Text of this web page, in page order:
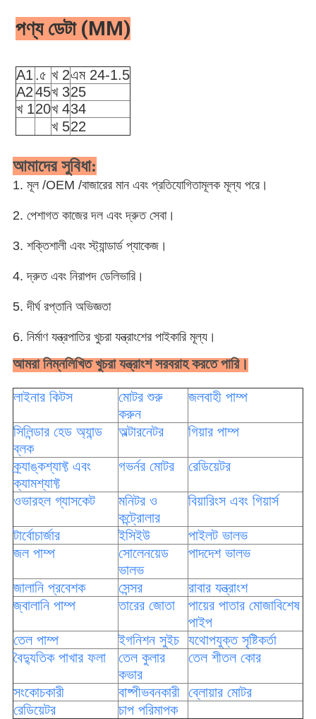
পণ্য ডেটা (MM)
A1.৫ খ 2এম 24-1.5
A245খ 325
খ 120খ 434
খ 522
আমাদের সুবিধা:
1. মূল /OEM /বাজারের মান এবং প্রতিযোগিতামূলক মূল্য পরে।
2. পেশাগত কাজের দল এবং দ্রুত সেবা।
3. শক্তিশালী এবং স্ট্যান্ডার্ড প্যাকেজ।
4. দ্রুত এবং নিরাপদ ডেলিভারি।
5. দীর্ঘ রপ্তানি অভিজ্ঞতা
6. নির্মাণ যন্ত্রপাতির খুচরা যন্ত্রাংশের পাইকারি মূল্য।
আমরা নিম্নলিখিত খুচরা যন্ত্রাংশ সরবরাহ করতে পারি।
লাইনার কিটস
মোটর শুরু
করুন
জলবাহী পাম্প
সিলিন্ডার হেড অ্যান্ড
ব্লক
অল্টারনেটর গিয়ার পাম্প
ক্র্যাঙ্কশ্যাফ্ট এবং
ক্যামশ্যাফ্ট
গভর্নর মোটর রেডিয়েটর
ওভারহল গ্যাসকেট
মনিটর ও
কন্ট্রোলার
বিয়ারিংস এবং গিয়ার্স
টার্বোচার্জার ইসিইউ
পাইলট ভালভ
জল পাম্প
সোলেনয়েড
ভালভ
পাদদেশ ভালভ
জালানি প্রবেশক সেন্সর
রাবার যন্ত্রাংশ
জ্বালানি পাম্প
তারের জোতা
পায়ের পাতার মোজাবিশেষ
পাইপ
তেল পাম্প
ইগনিশন সুইচ যথোপযুক্ত সৃষ্টিকর্তা
বৈদ্যুতিক পাখার ফলা
তেল কুলার
কভার
তেল শীতল কোর
সংকোচকারী বাষ্পীভবনকারী ব্লোয়ার মোটর
রেডিয়েটর
চাপ পরিমাপক